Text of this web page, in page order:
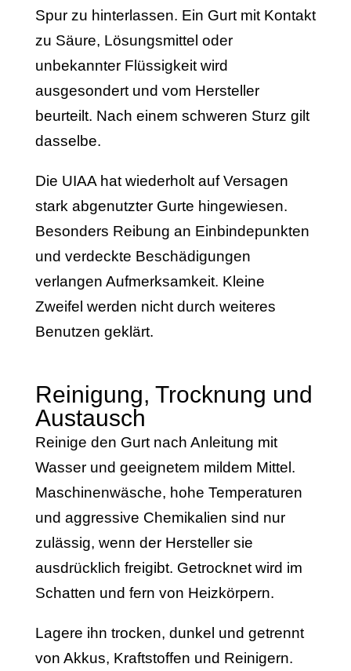
Spur zu hinterlassen. Ein Gurt mit Kontakt
zu Säure, Lösungsmittel oder
unbekannter Flüssigkeit wird
ausgesondert und vom Hersteller
beurteilt. Nach einem schweren Sturz gilt
dasselbe.
Die UIAA hat wiederholt auf Versagen
stark abgenutzter Gurte hingewiesen.
Besonders Reibung an Einbindepunkten
und verdeckte Beschädigungen
verlangen Aufmerksamkeit. Kleine
Zweifel werden nicht durch weiteres
Benutzen geklärt.
Reinigung, Trocknung und
Austausch
Reinige den Gurt nach Anleitung mit
Wasser und geeignetem mildem Mittel.
Maschinenwäsche, hohe Temperaturen
und aggressive Chemikalien sind nur
zulässig, wenn der Hersteller sie
ausdrücklich freigibt. Getrocknet wird im
Schatten und fern von Heizkörpern.
Lagere ihn trocken, dunkel und getrennt
von Akkus, Kraftstoffen und Reinigern.